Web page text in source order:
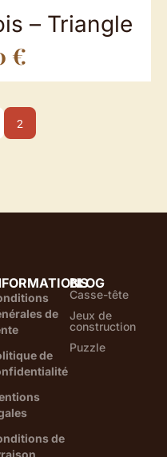
– Triangle
€
2
de
de
de
BLOG
Casse-tête
Jeux de
construction
Puzzle